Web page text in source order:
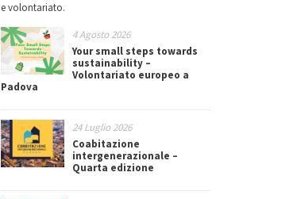
e volontariato.
4 Agosto 2026
Your small steps towards
sustainability –
Volontariato europeo a
Padova
24 Luglio 2026
Coabitazione
intergenerazionale –
Quarta edizione